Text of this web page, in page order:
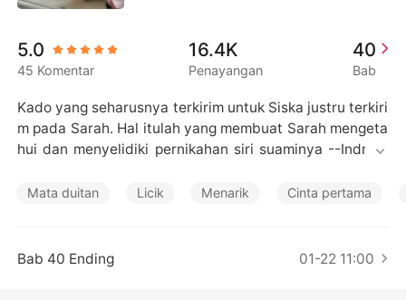
Unduh Aplikasi
Likantrof
Cerita Pilihan
5.0
45 Komentar
16.4K
Penayangan
40
Bab
Kado yang seharusnya terkirim untuk Siska justru terkiri
m pada Sarah. Hal itulah yang membuat Sarah mengeta
hui dan menyelidiki pernikahan siri suaminya --Indra--
asih sayang dan perhatian orang lain, karena itu pula di
Mata duitan Licik Menarik Cinta pertama
Bab 40 Ending 01-22 11:00